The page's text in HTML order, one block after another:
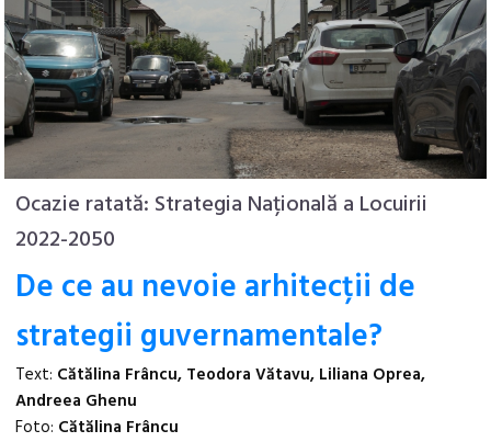
Ocazie ratată: Strategia Națională a Locuirii
2022-2050
De ce au nevoie arhitecții de
strategii guvernamentale?
Text: Cătălina Frâncu, Teodora Vătavu, Liliana Oprea,
Andreea Ghenu
Foto: Cătălina Frâncu